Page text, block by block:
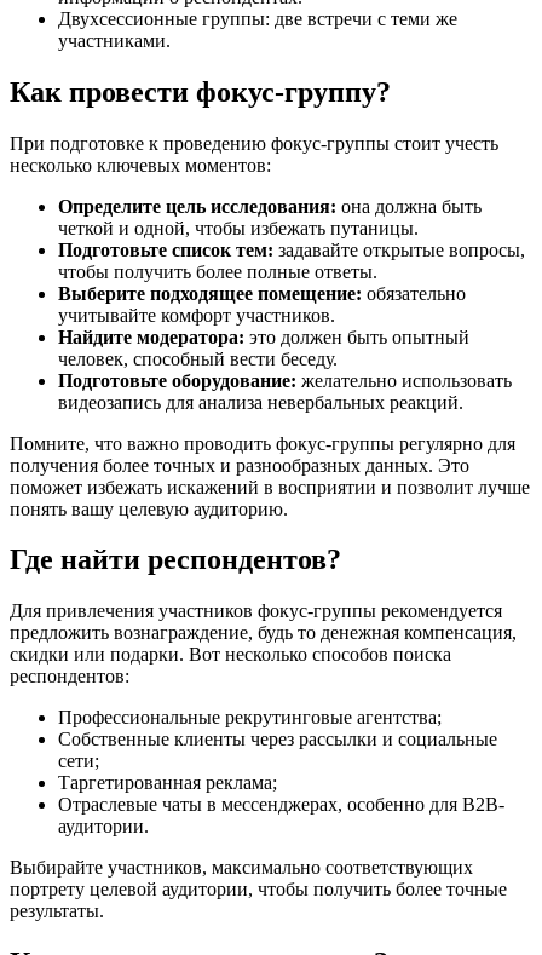
Двухсессионные группы: две встречи с теми же
участниками.
Как провести фокус-группу?
При подготовке к проведению фокус-группы стоит учесть
несколько ключевых моментов:
Определите цель исследования: она должна быть
четкой и одной, чтобы избежать путаницы.
Подготовьте список тем: задавайте открытые вопросы,
чтобы получить более полные ответы.
Выберите подходящее помещение: обязательно
учитывайте комфорт участников.
Найдите модератора: это должен быть опытный
человек, способный вести беседу.
Подготовьте оборудование: желательно использовать
видеозапись для анализа невербальных реакций.
Помните, что важно проводить фокус-группы регулярно для
получения более точных и разнообразных данных. Это
поможет избежать искажений в восприятии и позволит лучше
понять вашу целевую аудиторию.
Где найти респондентов?
Для привлечения участников фокус-группы рекомендуется
предложить вознаграждение, будь то денежная компенсация,
скидки или подарки. Вот несколько способов поиска
респондентов:
Профессиональные рекрутинговые агентства;
Собственные клиенты через рассылки и социальные
сети;
Таргетированная реклама;
Отраслевые чаты в мессенджерах, особенно для B2B-
аудитории.
Выбирайте участников, максимально соответствующих
портрету целевой аудитории, чтобы получить более точные
результаты.